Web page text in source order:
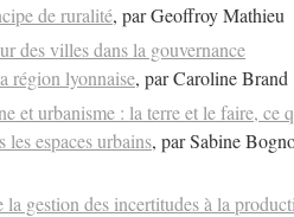
de ruralité, par Geoffroy Mathieu
des villes dans la gouvernance
région lyonnaise, par Caroline Brand
et urbanisme : la terre et le faire, ce
espaces urbains, par Sabine
gestion des incertitudes à la